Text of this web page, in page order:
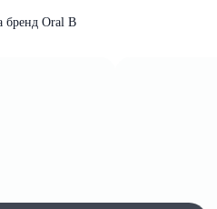
бренд Oral B